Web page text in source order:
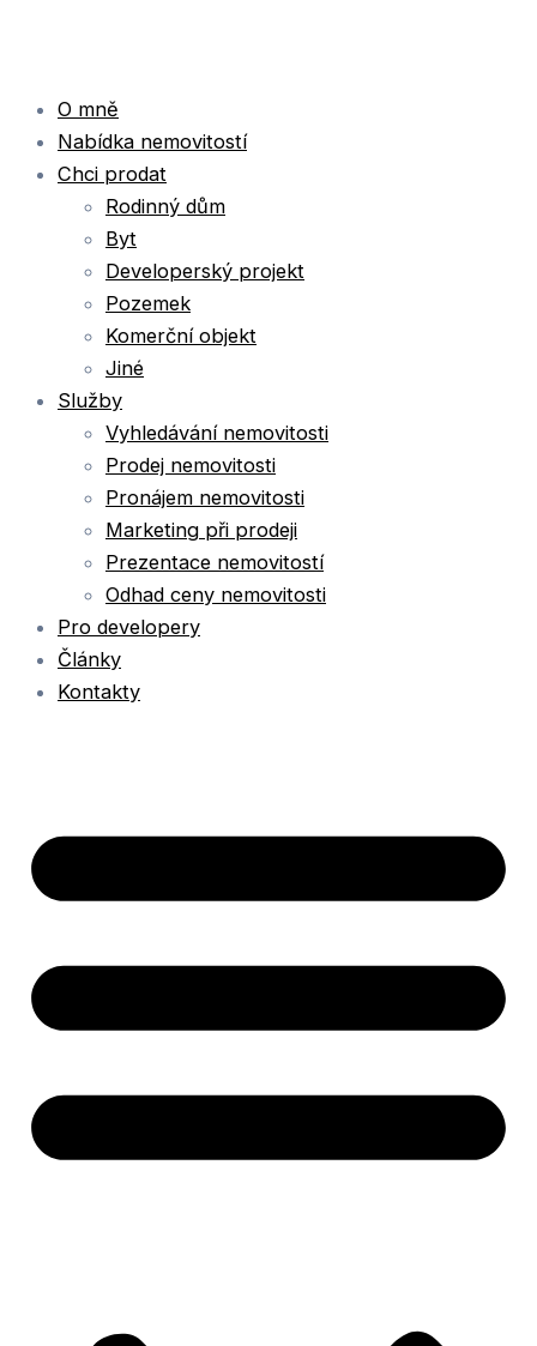
O mně
Nabídka nemovitostí
Chci prodat
Rodinný dům
Byt
Developerský projekt
Pozemek
Komerční objekt
Jiné
Služby
Vyhledávání nemovitosti
Prodej nemovitosti
Pronájem nemovitosti
Marketing při prodeji
Prezentace nemovitostí
Odhad ceny nemovitosti
Pro developery
Články
Kontakty